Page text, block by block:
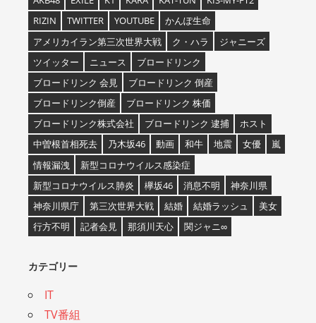
RIZIN
TWITTER YOUTUBE
かんぽ生命
アメリカイラン第三次世界大戦
ク・ハラ
ジャニーズ
ツイッター
ニュース
ブロードリンク
ブロードリンク 会見
ブロードリンク 倒産
ブロードリンク倒産
ブロードリンク 株価
ブロードリンク株式会社
ブロードリンク 逮捕
ホスト
中曽根首相死去
乃木坂46 動画 和牛 地震 女優
嵐
情報漏洩
新型コロナウイルス感染症
新型コロナウイルス肺炎
欅坂46 消息不明
神奈川県
神奈川県庁
第三次世界大戦 結婚 結婚ラッシュ
美女
行方不明
記者会見 那須川天心 関ジャニ∞
カテゴリー
IT
TV番組